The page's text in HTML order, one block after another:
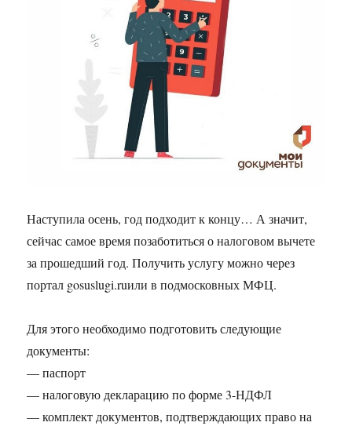
Наступила осень, год подходит к концу… А значит,
сейчас самое время позаботиться о налоговом вычете
за прошедший год. Получить услугу можно через
портал gosuslugi.ruили в подмосковных МФЦ.
Для этого необходимо подготовить следующие
документы:
— паспорт
— налоговую декларацию по форме 3-НДФЛ
— комплект документов, подтверждающих право на